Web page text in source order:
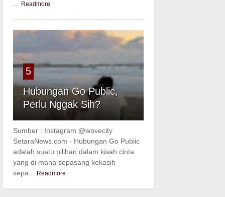
Readmore
5
Hubungan Go Public,
Perlu Nggak Sih?
Sumber : Instagram @wovecity
SetaraNews.com - Hubungan Go Public
adalah suatu pilihan dalam kisah cinta
yang di mana sepasang kekasih
sepa...
Readmore